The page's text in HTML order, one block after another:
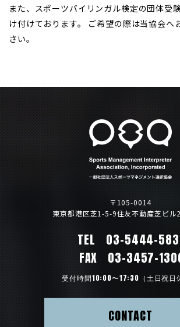
また、スポーツバイリンガル検定の団体受
け付けております。 ご希望の際は当協会へ
さい。
〒105-0014
東京都港区芝1-5-9住友不動産芝ビル
TEL
03-5444-
FAX
03-3457-
受付時間10:00〜17:30（土日祝日
CONTACT